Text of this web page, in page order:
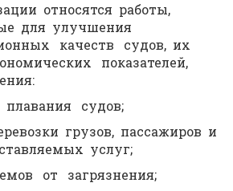
относятся работы,
для улучшения
качеств судов, их
показателей,
судов;
грузов, пассажиров и
услуг;
от загрязнения;